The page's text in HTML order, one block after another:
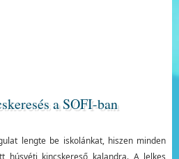
a SOFI-ban
lengte be iskolánkat, hiszen minden
húsvéti kincskereső kalandra. A lelkes